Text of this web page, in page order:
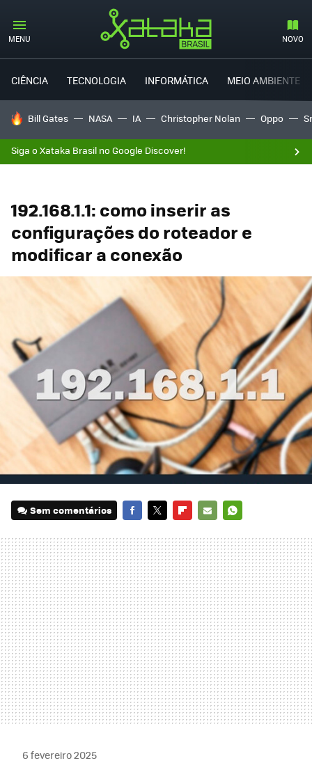
MENU NOVO
CIÊNCIA TECNOLOGIA INFORMÁTICA MEIO AMBIENTE
TENDÊNCIAS DO DIA
Bill Gates NASA IA Christopher Nolan Oppo
Siga o Xataka Brasil no Google Discover!
192.168.1.1: como inserir as
configurações do roteador e
modificar a conexão
Sem comentários
MAIL
6 fevereiro 2025